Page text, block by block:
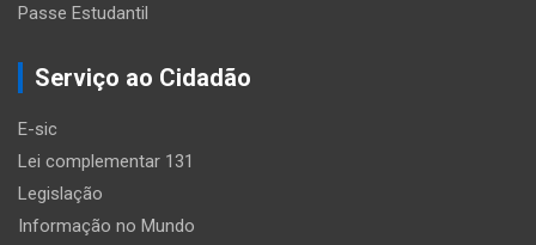
Passe Estudantil
Serviço ao Cidadão
E-sic
Lei complementar 131
Legislação
Informação no Mundo